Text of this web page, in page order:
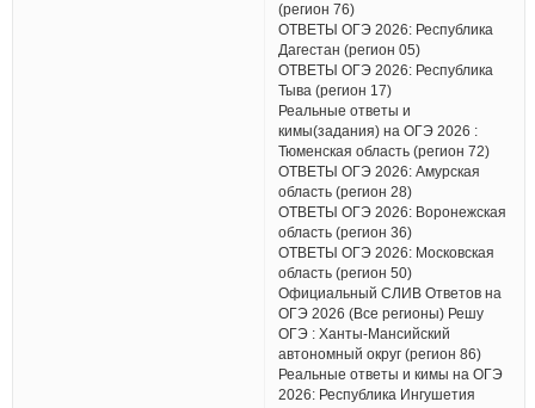
(регион 76)
ОТВЕТЫ ОГЭ 2026: Республика
Дагестан (регион 05)
ОТВЕТЫ ОГЭ 2026: Республика
Тыва (регион 17)
Реальные ответы и
кимы(задания) на ОГЭ 2026 :
Тюменская область (регион 72)
ОТВЕТЫ ОГЭ 2026: Амурская
область (регион 28)
ОТВЕТЫ ОГЭ 2026: Воронежская
область (регион 36)
ОТВЕТЫ ОГЭ 2026: Московская
область (регион 50)
Официальный СЛИВ Ответов на
ОГЭ 2026 (Все регионы) Решу
ОГЭ : Ханты-Мансийский
автономный округ (регион 86)
Реальные ответы и кимы на ОГЭ
2026: Республика Ингушетия